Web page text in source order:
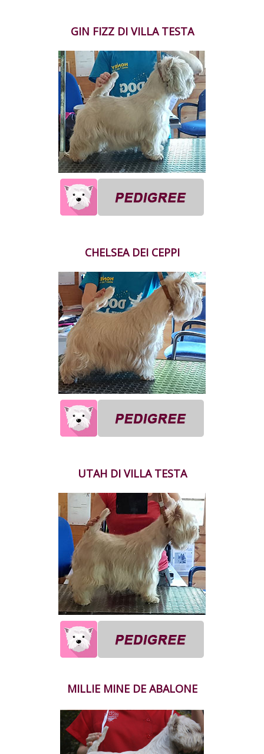
GIN FIZZ DI VILLA TESTA
CHELSEA DEI CEPPI
UTAH DI VILLA TESTA
MILLIE MINE DE ABALONE